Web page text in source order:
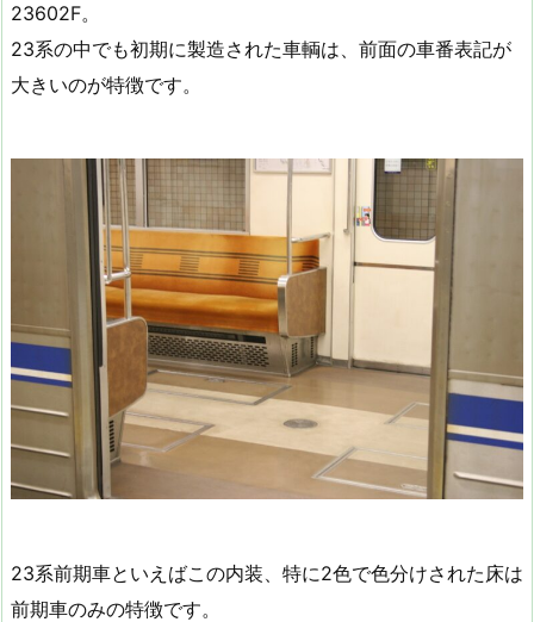
23602F。
23系の中でも初期に製造された車輌は、前面の車番表記が
大きいのが特徴です。
23系前期車といえばこの内装、特に2色で色分けされた床は
前期車のみの特徴です。